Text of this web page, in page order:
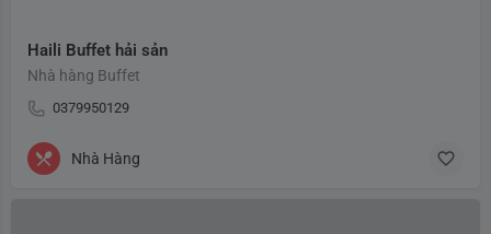
Haili Buffet hải sản
Nhà hàng Buffet
0379950129
Nhà Hàng